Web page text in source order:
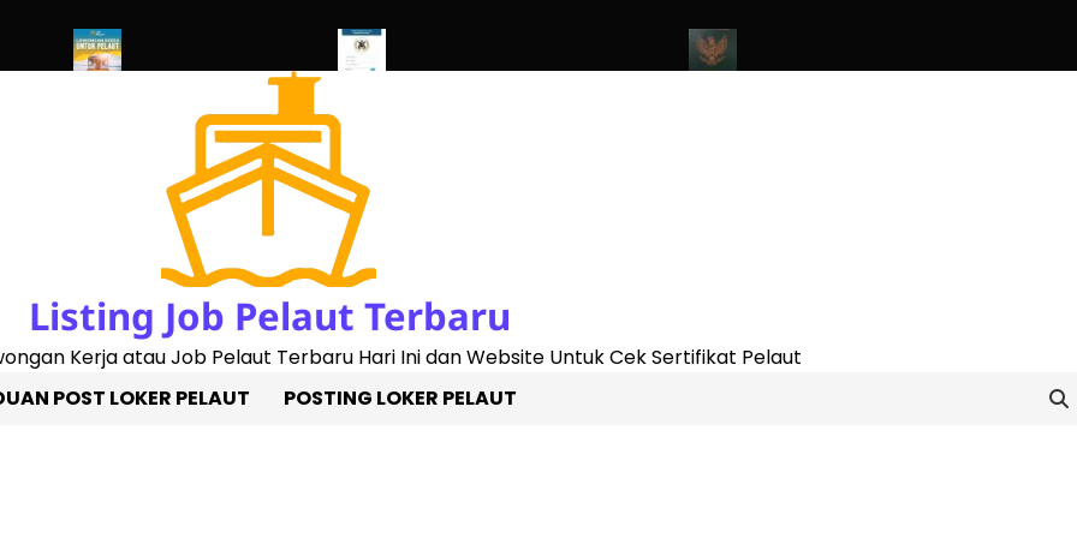
Listing Job Pelaut Terbaru
Kerja atau Job Pelaut Terbaru Hari Ini dan Website Untuk Cek Sertifikat Pelaut
POST LOKER PELAUT POSTING LOKER PELAUT